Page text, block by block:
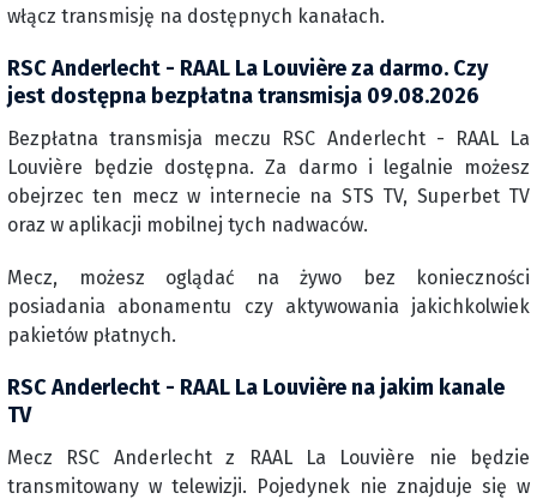
włącz transmisję na dostępnych kanałach.
RSC Anderlecht - RAAL La Louvière za darmo. Czy
jest dostępna bezpłatna transmisja 09.08.2026
Bezpłatna transmisja meczu RSC Anderlecht - RAAL La
Louvière będzie dostępna. Za darmo i legalnie możesz
obejrzec ten mecz w internecie na STS TV, Superbet TV
oraz w aplikacji mobilnej tych nadwaców.
Mecz, możesz oglądać na żywo bez konieczności
posiadania abonamentu czy aktywowania jakichkolwiek
pakietów płatnych.
RSC Anderlecht - RAAL La Louvière na jakim kanale
TV
Mecz RSC Anderlecht z RAAL La Louvière nie będzie
transmitowany w telewizji. Pojedynek nie znajduje się w